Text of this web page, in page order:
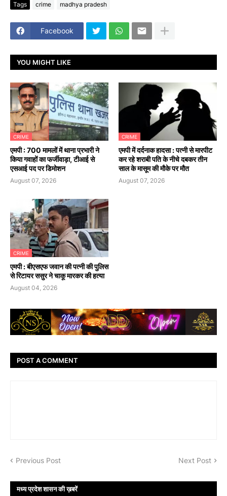
Tags crime madhya pradesh
Facebook
YOU MIGHT LIKE
CRIME
एमपी : 700 मामलों में थाना प्रभारी ने
किया गवाहों का फर्जीवाड़ा, टीआई से
एसआई पद पर डिमोशन
August 07, 2026
CRIME
एमपी में दर्दनाक हादसा : पत्नी से मारपीट
कर रहे शराबी पति के नीचे दबकर तीन
साल के मासूम की मौके पर मौत
August 07, 2026
CRIME
एमपी : बीएसएफ जवान की पत्नी की पुलिस
से रिटायर ससुर ने चाकू मारकर की हत्या
August 04, 2026
POST A COMMENT
Previous Post Next Post
मध्य प्रदेश शासन की ख़बरें